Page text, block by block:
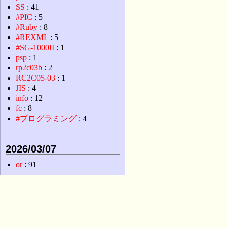
SS : 41
#PIC : 5
#Ruby : 8
#REXML : 5
#SG-1000II : 1
psp : 1
rp2c03b : 2
RC2C05-03 : 1
JIS : 4
info : 12
fc : 8
#プログラミング : 4
2026/03/07
or: 91